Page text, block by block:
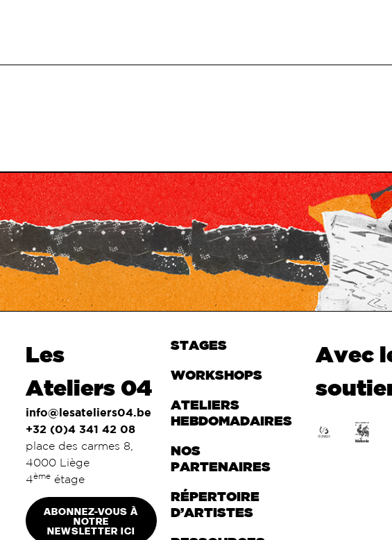
Les
Ateliers 04
info@lesateliers04.be
+32 (0)4 341 42 08
place des carmes 8,
4000 Liège
4èmeétage
ABONNEZ-VOUS À
NOTRE
NEWSLETTER ICI
STAGES
WORKSHOPS
ATELIERS
HEBDOMADAIRES
NOS
PARTENAIRES
RÉPERTOIRE
D’ARTISTES
Avec